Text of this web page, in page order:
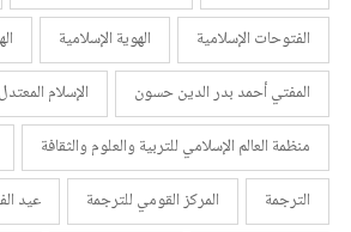
الفتوحات الإسلامية
الهوية الإسلامية
المفتي أحمد بدر الدين حسون
الإسلام المعتدل
منظمة العالم الإسلامي للتربية والعلوم والثقافة
الترجمة
المركز القومي للترجمة
عيد